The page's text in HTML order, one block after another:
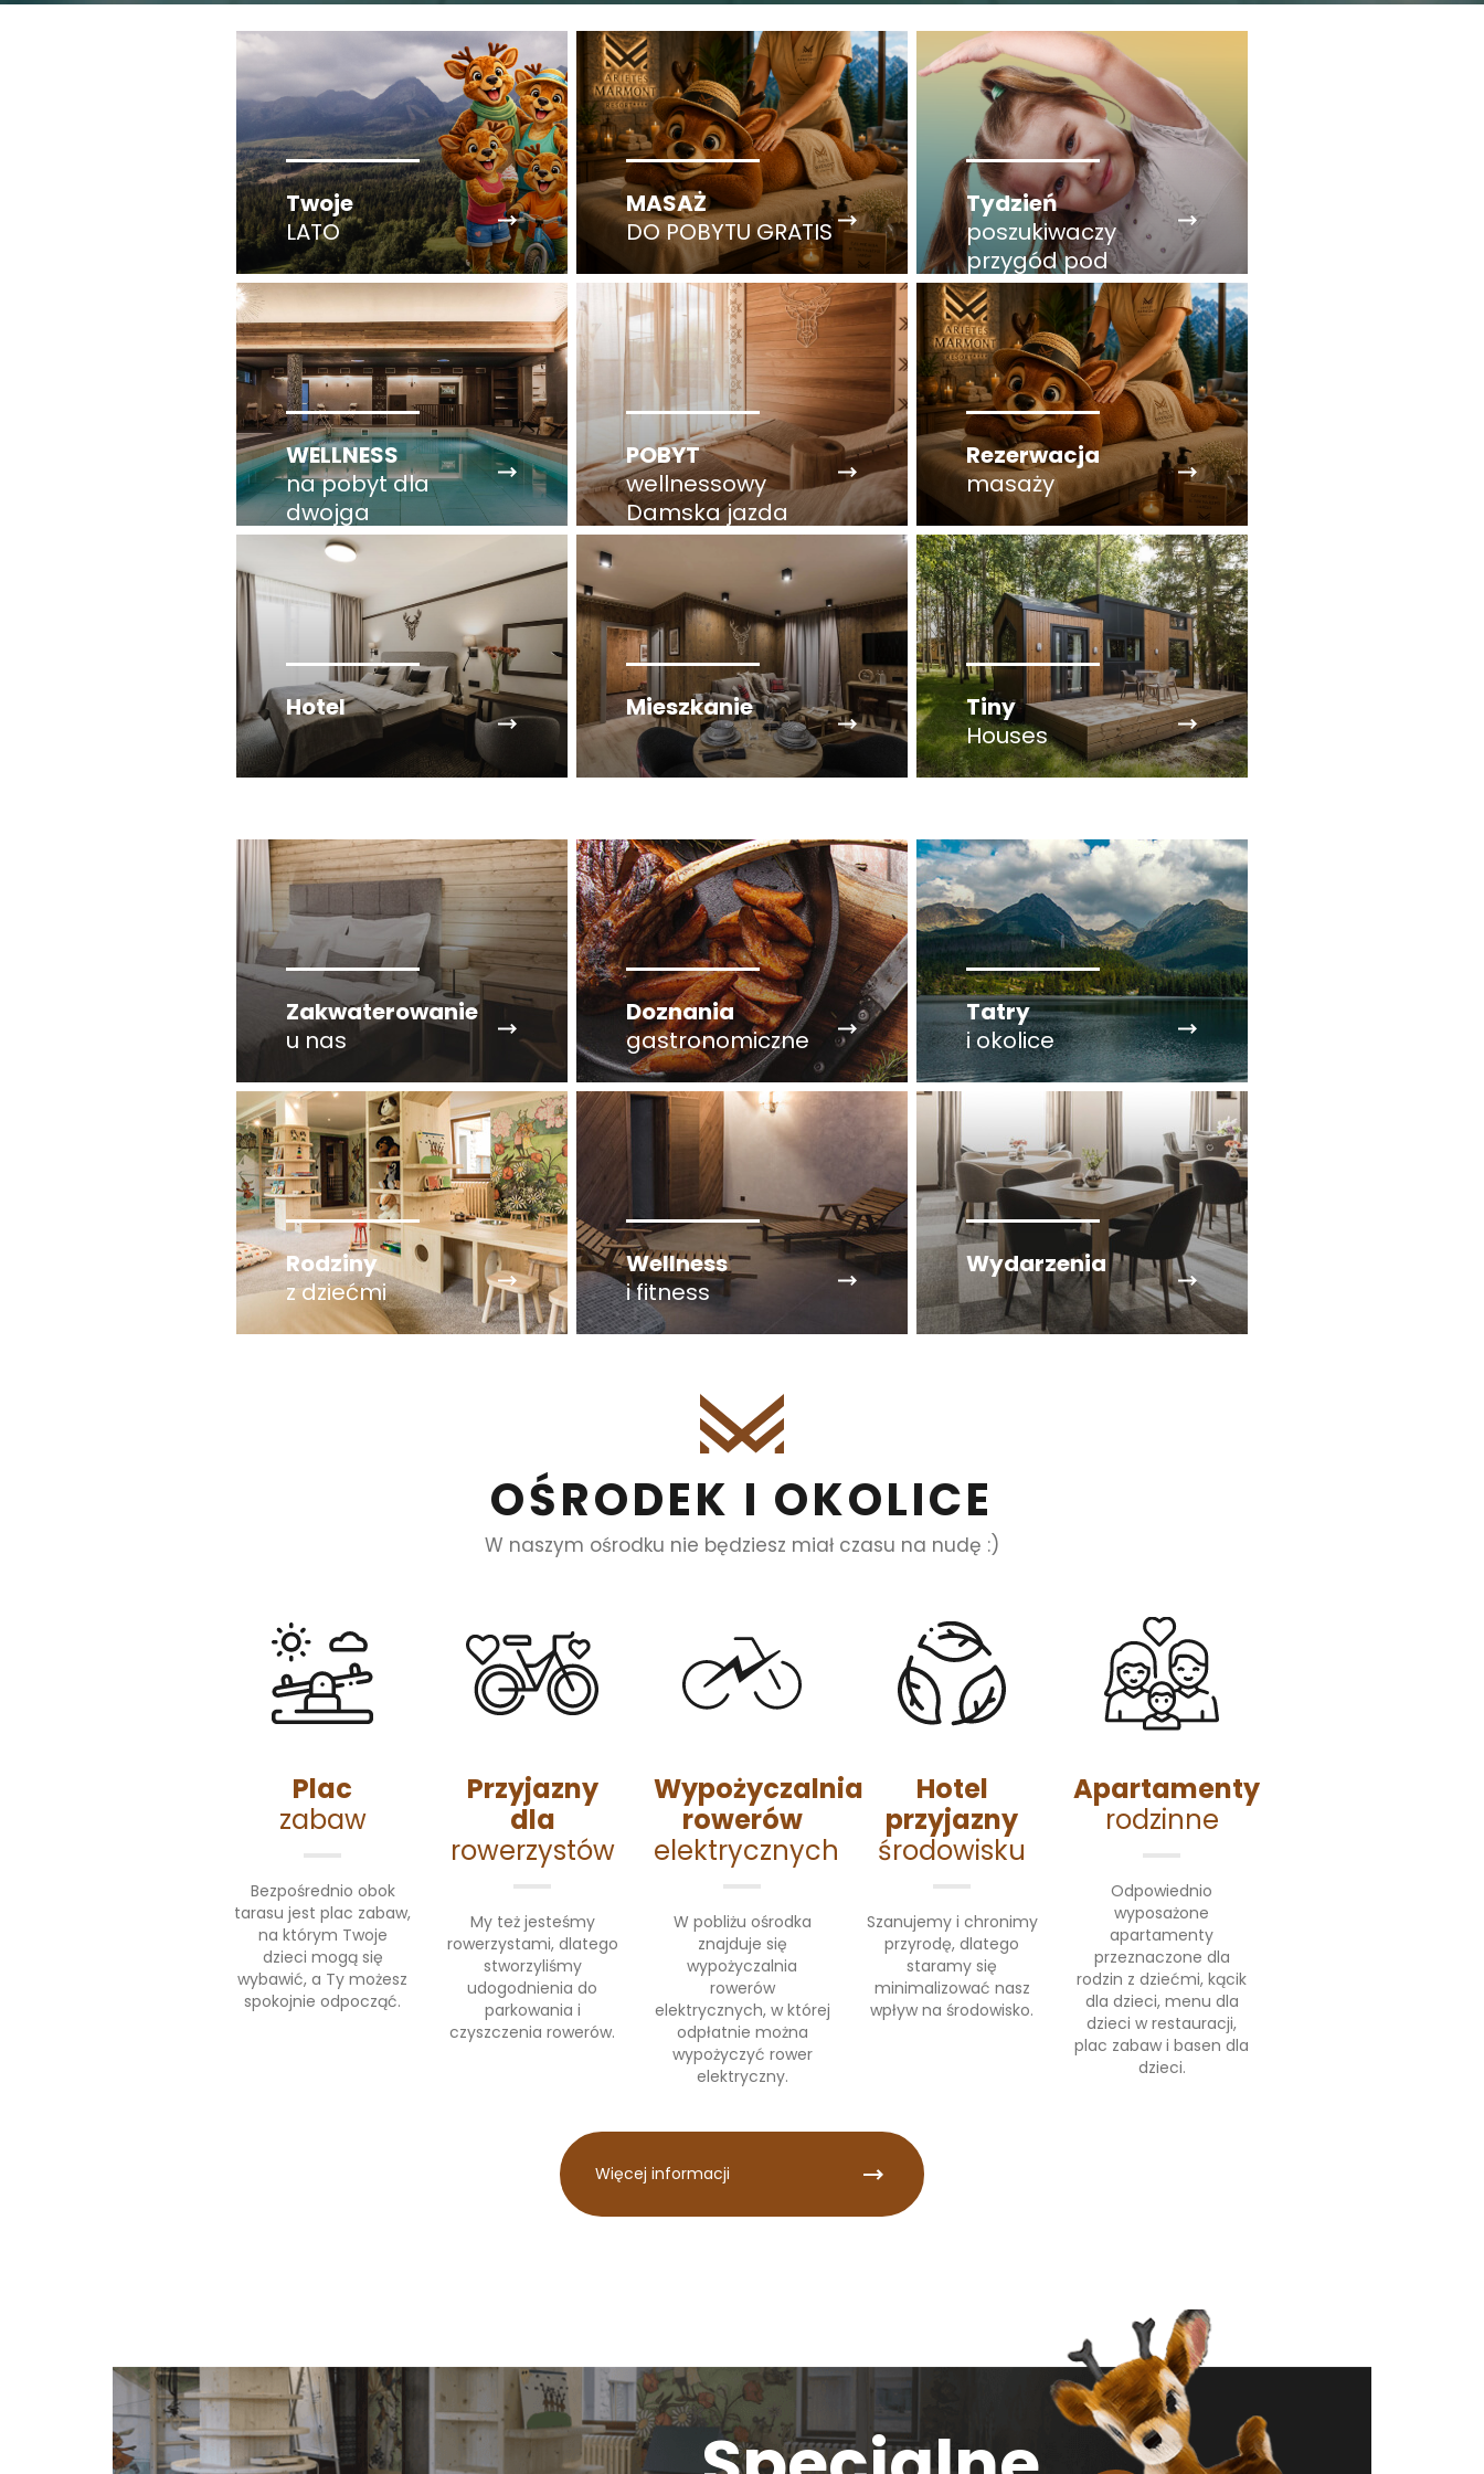
Twoje
LATO
MASAŻ
DO POBYTU GRATIS
Tydzień
poszukiwaczy
przygód pod
Tatrami
WELLNESS
na pobyt dla
dwojga
POBYT
wellnessowy
Damska jazda
Rezerwacja
masaży
Hotel Mieszkanie
Tiny
Houses
Zakwaterowanie
u nas
Doznania
gastronomiczne
Tatry
i okolice
Rodziny
z dziećmi
Wellness
i fitness
Wydarzenia
OŚRODEK I OKOLICE
W naszym ośrodku nie będziesz miał czasu na nudę :)
Plac
zabaw
Bezpośrednio obok
tarasu jest plac zabaw,
na którym Twoje
dzieci mogą się
wybawić, a Ty możesz
spokojnie odpocząć.
Przyjazny
dla
rowerzystów
My też jesteśmy
rowerzystami, dlatego
stworzyliśmy
udogodnienia do
parkowania i
czyszczenia rowerów.
Wypożyczalnia
rowerów
elektrycznych
W pobliżu ośrodka
znajduje się
wypożyczalnia
rowerów
elektrycznych, w której
odpłatnie można
wypożyczyć rower
elektryczny.
Hotel
przyjazny
środowisku
Szanujemy i chronimy
przyrodę, dlatego
staramy się
minimalizować nasz
wpływ na środowisko.
Apartamenty
rodzinne
Odpowiednio
wyposażone
apartamenty
przeznaczone dla
rodzin z dziećmi, kącik
dla dzieci, menu dla
dzieci w restauracji,
plac zabaw i basen dla
dzieci.
Więcej informacji